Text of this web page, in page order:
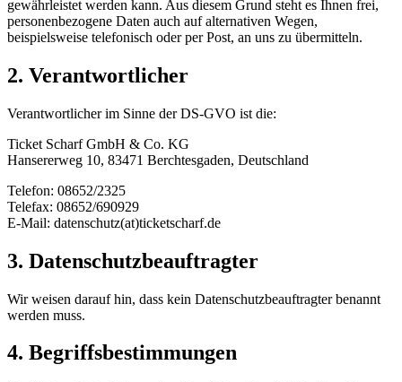
gewährleistet werden kann. Aus diesem Grund steht es Ihnen frei,
personenbezogene Daten auch auf alternativen Wegen,
beispielsweise telefonisch oder per Post, an uns zu übermitteln.
2. Verantwortlicher
Verantwortlicher im Sinne der DS-GVO ist die:
Ticket Scharf GmbH & Co. KG
Hansererweg 10, 83471 Berchtesgaden, Deutschland
Telefon: 08652/2325
Telefax: 08652/690929
E-Mail: datenschutz(at)ticketscharf.de
3. Datenschutzbeauftragter
Wir weisen darauf hin, dass kein Datenschutzbeauftragter benannt
werden muss.
4. Begriffsbestimmungen